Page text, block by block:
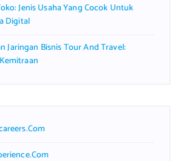
Jenis Usaha Yang Cocok Untuk
Digital
Jaringan Bisnis Tour And Travel: